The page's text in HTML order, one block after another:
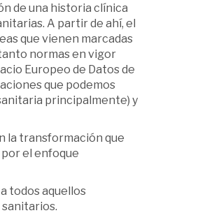
de una historia clínica
A partir de ahí, el
que vienen marcadas
normas en vigor
Europeo de Datos de
que podemos
principalmente) y
la transformación que
el enfoque
todos aquellos